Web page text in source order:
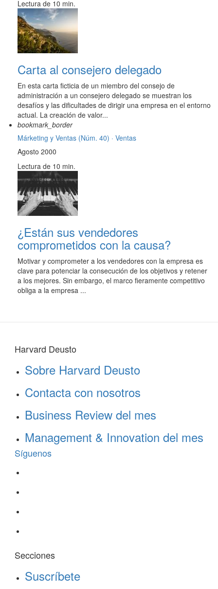
Lectura de 10 min.
Carta al consejero delegado
En esta carta ficticia de un miembro del consejo de
administración a un consejero delegado se muestran los
desafíos y las dificultades de dirigir una empresa en el entorno
actual. La creación de valor...
bookmark_border
Márketing y Ventas (Núm. 40) · Ventas
Agosto 2000
Lectura de 10 min.
¿Están sus vendedores
comprometidos con la causa?
Motivar y comprometer a los vendedores con la empresa es
clave para potenciar la consecución de los objetivos y retener
a los mejores. Sin embargo, el marco fieramente competitivo
obliga a la empresa ...
Harvard Deusto
Sobre Harvard Deusto
Contacta con nosotros
Business Review del mes
Management & Innovation del mes
Síguenos
Secciones
Suscríbete